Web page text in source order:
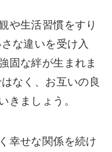
や生活習慣をすり
な違いを受け入
固な絆が生まれま
なく、お互いの良
きましょう。
幸せな関係を続け